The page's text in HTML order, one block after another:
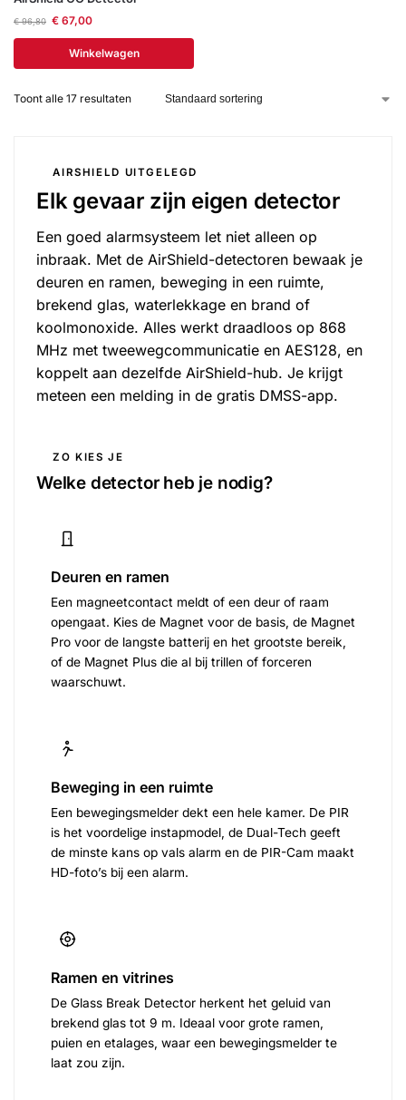
€96,80 €67,00
Winkelwagen
Toont alle 17 resultaten
AIRSHIELD UITGELEGD
Elk gevaar zijn eigen detector
Een goed alarmsysteem let niet alleen op
inbraak. Met de AirShield-detectoren bewaak je
deuren en ramen, beweging in een ruimte,
brekend glas, waterlekkage en brand of
koolmonoxide. Alles werkt draadloos op 868
MHz met tweewegcommunicatie en AES128, en
koppelt aan dezelfde AirShield-hub. Je krijgt
meteen een melding in de gratis DMSS-app.
ZO KIES JE
Welke detector heb je nodig?
Deuren en ramen
Een magneetcontact meldt of een deur of raam
opengaat. Kies de Magnet voor de basis, de Magnet
Pro voor de langste batterij en het grootste bereik,
of de Magnet Plus die al bij trillen of forceren
waarschuwt.
Beweging in een ruimte
Een bewegingsmelder dekt een hele kamer. De PIR
is het voordelige instapmodel, de Dual-Tech geeft
de minste kans op vals alarm en de PIR-Cam maakt
HD-foto’s bij een alarm.
Ramen en vitrines
De Glass Break Detector herkent het geluid van
brekend glas tot 9 m. Ideaal voor grote ramen,
puien en etalages, waar een bewegingsmelder te
laat zou zijn.